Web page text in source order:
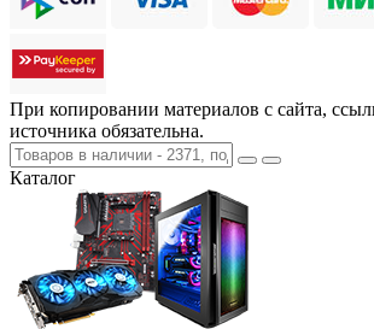
При копировании материалов с сайта,
источника обязательна.
Каталог